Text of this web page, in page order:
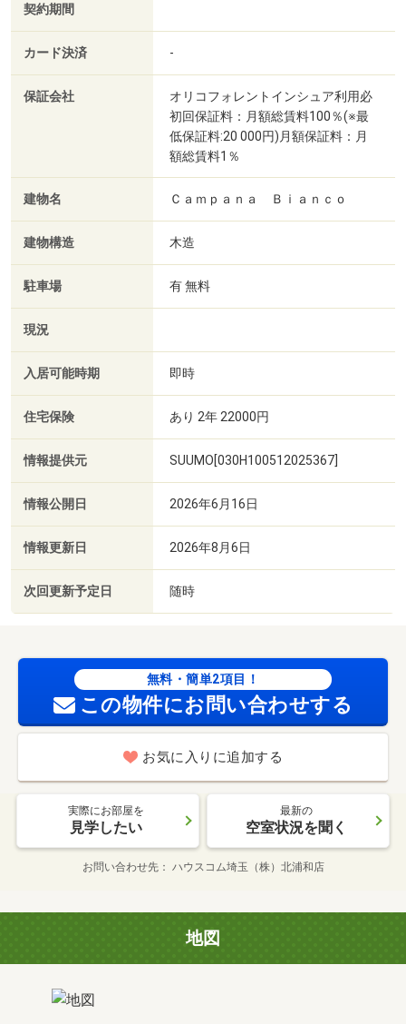
契約期間
カード決済 -
保証会社
オリコフォレントインシュア利用必
初回保証料：月額総賃料100％(※最
低保証料:20 000円)月額保証料：月
額総賃料1％
建物名 Ｃａｍｐａｎａ Ｂｉａｎｃｏ
建物構造 木造
駐車場 有 無料
現況
入居可能時期 即時
住宅保険 あり 2年 22000円
情報提供元 SUUMO[030H100512025367]
情報公開日 2026年6月16日
情報更新日 2026年8月6日
次回更新予定日 随時
無料・簡単2項目！
この物件にお問い合わせする
お気に入りに追加する
実際にお部屋を
見学したい
最新の
空室状況を聞く
お問い合わせ先 ハウスコム埼玉（株）北浦和店
地図